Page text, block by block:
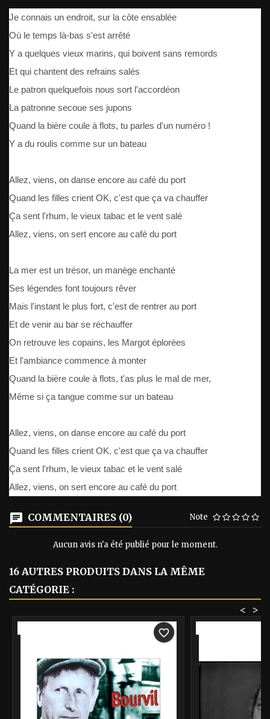
Je connais un endroit, sur la côte ensablée
Où le temps là-bas s'est arrêté
Y a quelques vieux marins, qui boivent sans remords
Et qui chantent des refrains salés
Le patron quelquefois nous sort l'accordéon
La patronne secoue ses jupons
Quand la bière coule à flots, tu parles d'un numéro !
Y a du roulis comme sur un bateau
Allez, viens, on danse encore au café du port
Quand les filles crient OK, c'est que ça va chauffer
Ça sent l'rhum, le vieux tabac et le vent salé
Allez, viens, on sert encore au café du port
La mer est un trésor, un manège enchanté
Ses légendes font toujours rêver
Mais l'instant le plus fort, c'est de rentrer au port
Et de venir au bar se réchauffer
On retrouve les copains, les Margot éplorées
Et l'ambiance commence à monter
Quand la bière coule à flots, t'as plus le mal de mer,
Même si ça tangue comme sur un bateau
Allez, viens, on danse encore au café du port
Quand les filles crient OK, c'est que ça va chauffer
Ça sent l'rhum, le vieux tabac et le vent salé
Allez, viens, on sert encore au café du port
COMMENTAIRES (0) Note
Aucun avis n'a été publié pour le moment.
16 AUTRES PRODUITS DANS LA MÊME
CATÉGORIE :
>
<
favorite_border